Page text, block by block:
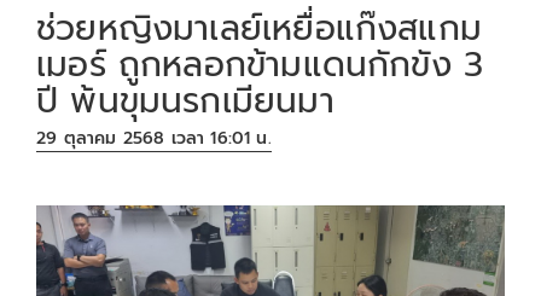
ช่วยหญิงมาเลย์เหยื่อแก๊งสแกม
เมอร์ ถูกหลอกข้ามแดนกักขัง 3
ปี พ้นขุมนรกเมียนมา
29 ตุลาคม 2568 เวลา 16:01 น.